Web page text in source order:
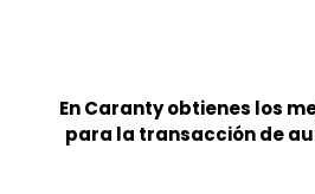
En Caranty obtienes los
para la transacción de